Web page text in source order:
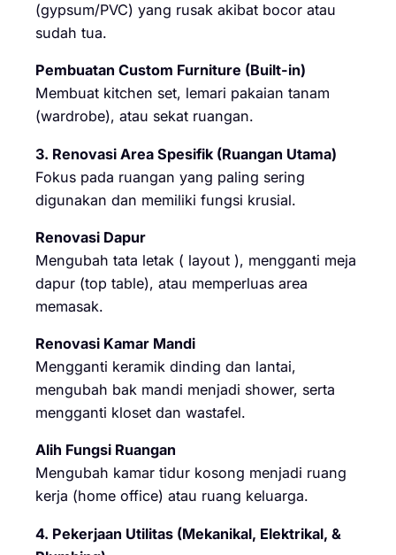
(gypsum/PVC) yang rusak akibat bocor atau
sudah tua.
Pembuatan Custom Furniture (Built-in)
Membuat kitchen set, lemari pakaian tanam
(wardrobe), atau sekat ruangan.
3. Renovasi Area Spesifik (Ruangan Utama)
Fokus pada ruangan yang paling sering
digunakan dan memiliki fungsi krusial.
Renovasi Dapur
Mengubah tata letak ( layout ), mengganti meja
dapur (top table), atau memperluas area
memasak.
Renovasi Kamar Mandi
Mengganti keramik dinding dan lantai,
mengubah bak mandi menjadi shower, serta
mengganti kloset dan wastafel.
Alih Fungsi Ruangan
Mengubah kamar tidur kosong menjadi ruang
kerja (home office) atau ruang keluarga.
4. Pekerjaan Utilitas (Mekanikal, Elektrikal, &